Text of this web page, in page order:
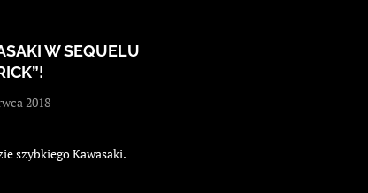
W SEQUELU
2018
szybkiego Kawasaki.